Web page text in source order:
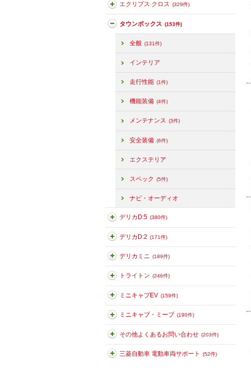
エクリプス クロス (329件)
タウンボックス (153件)
全般 (131件)
インテリア
走行性能 (1件)
機能装備 (4件)
メンテナンス (3件)
安全装備 (6件)
エクステリア
スペック (5件)
ナビ・オーディオ
デリカD:5 (380件)
デリカD:2 (171件)
デリカミニ (189件)
トライトン (246件)
ミニキャブEV (159件)
ミニキャブ・ミーブ (190件)
その他よくあるお問い合わせ (203件)
三菱自動車 電動車両サポート (52件)